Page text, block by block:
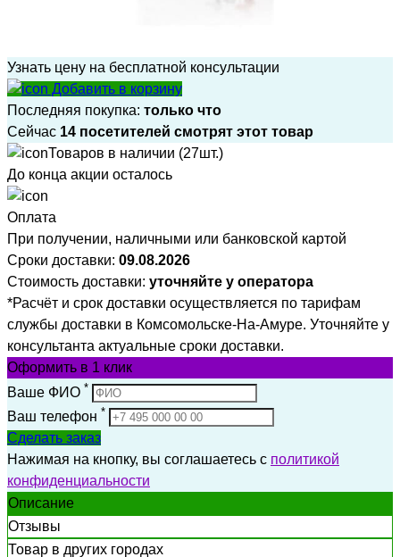
Узнать цену на бесплатной консультации
Добавить в корзину
Последняя покупка: только что
Сейчас 14 посетителей смотрят этот товар
Товаров в наличии (27шт.)
До конца акции осталось
Оплата
При получении, наличными или банковской картой
Сроки доставки: 09.08.2026
Стоимость доставки: уточняйте у оператора
*Расчёт и срок доставки осуществляется по тарифам
службы доставки в Комсомольске-На-Амуре. Уточняйте у
консультанта актуальные сроки доставки.
Оформить в 1 клик
Ваше ФИО *
Ваш телефон *
Сделать заказ
Нажимая на кнопку, вы соглашаетесь с политикой
конфиденциальности
Описание
Отзывы
Товар в других городах